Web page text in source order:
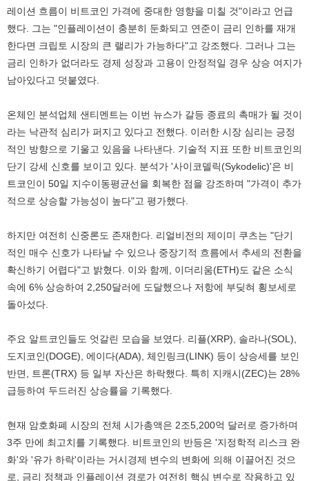
레이션 흐름이 비트코인 가격에 중대한 영향을 미칠 것"이라고 언급
했다. 그는 "인플레이션이 충분히 둔화되고 연준이 금리 인하를 재개
한다면 크립토 시장의 큰 랠리가 가능하다"고 강조했다. 그러나 그는
금리 인하가 없더라도 경제 성장과 고용이 안정적일 경우 상승 여지가
남아있다고 덧붙였다.
온체인 분석업체 샌티멘트는 이번 뉴스가 갈등 종료의 촉매가 될 것이
라는 낙관적 심리가 퍼지고 있다고 전했다. 이러한 시장 심리는 긍정
적인 방향으로 기울고 있음을 나타낸다. 기술적 지표 또한 비트코인의
단기 강세 신호를 보이고 있다. 분석가 '사이코델릭(Sykodelic)'은 비
트코인이 50일 지수이동평균선을 회복한 점을 강조하며 "가격이 추가
적으로 상승할 가능성이 높다"고 평가했다.
하지만 여전히 신중론도 존재한다. 리얼비전의 제이미 쿠츠는 "단기
적인 매수 신호가 나타날 수 있으나 중장기적 흐름에서 추세의 전환을
확신하기 어렵다"고 밝혔다. 이와 함께, 이더리움(ETH)도 같은 소식
속에 6% 상승하여 2,250달러에 도달했으나 저항에 부딪혀 횡보세로
돌아섰다.
주요 알트코인들도 엇갈린 모습을 보였다. 리플(XRP), 솔라나(SOL),
도지코인(DOGE), 에이다(ADA), 체인링크(LINK) 등이 상승세를 보인
반면, 트론(TRX) 등 일부 자산은 하락했다. 특히 지캐시(ZEC)는 28%
급등하여 두드러진 상승률을 기록했다.
현재 암호화폐 시장의 전체 시가총액은 2조5,200억 달러로 증가하며
3주 만에 최고치를 기록했다. 비트코인의 반등은 '지정학적 리스크 완
화'와 '유가 하락'이라는 거시경제 변수의 변화에 의해 이끌어진 것으
로, 금리 정책과 인플레이션 경로가 여전히 핵심 변수로 작용하고 있